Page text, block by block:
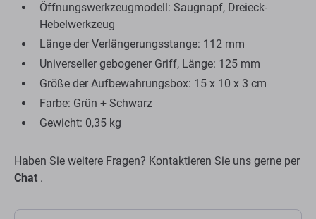
Öffnungswerkzeugmodell: Saugnapf, Dreieck-
Hebelwerkzeug
Länge der Verlängerungsstange: 112 mm
Universeller gebogener Griff, Länge: 125 mm
Größe der Aufbewahrungsbox: 15 x 10 x 3 cm
Farbe: Grün + Schwarz
Gewicht: 0,35 kg
Haben Sie weitere Fragen? Kontaktieren Sie uns gerne per
Chat .